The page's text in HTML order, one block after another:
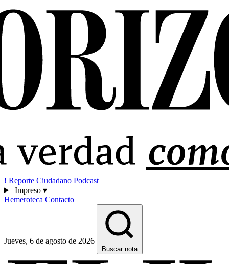
! Reporte Ciudadano Podcast
Impreso ▾
Hemeroteca Contacto
Jueves, 6 de agosto de 2026
Buscar nota